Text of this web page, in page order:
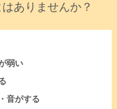
はありませんか？
弱い
音がする